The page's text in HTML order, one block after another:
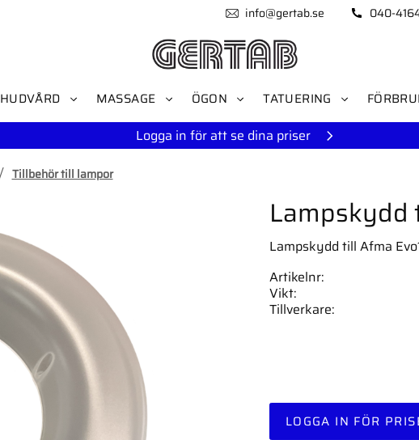
info@gertab.se 040-
HUDVÅRD MASSAGE ÖGON TATUERING
Logga in för att se dina priser
Tillbehör till lampor
Lampskydd
Lampskydd till Afma
LOGGA IN FÖR
Artikelnr
Vikt
Tillverkare